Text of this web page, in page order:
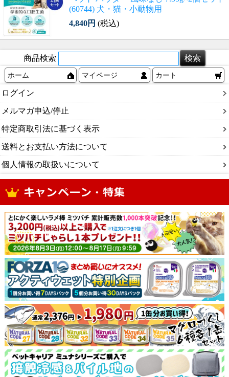
(60744) 犬・猫・小動物用
4,840円 (税込)
商品検索
ホーム マイページ カート
ログイン
メルマガ申込/停止
特定商取引法に基づく表示
送料とお支払い方法について
個人情報の取扱いについて